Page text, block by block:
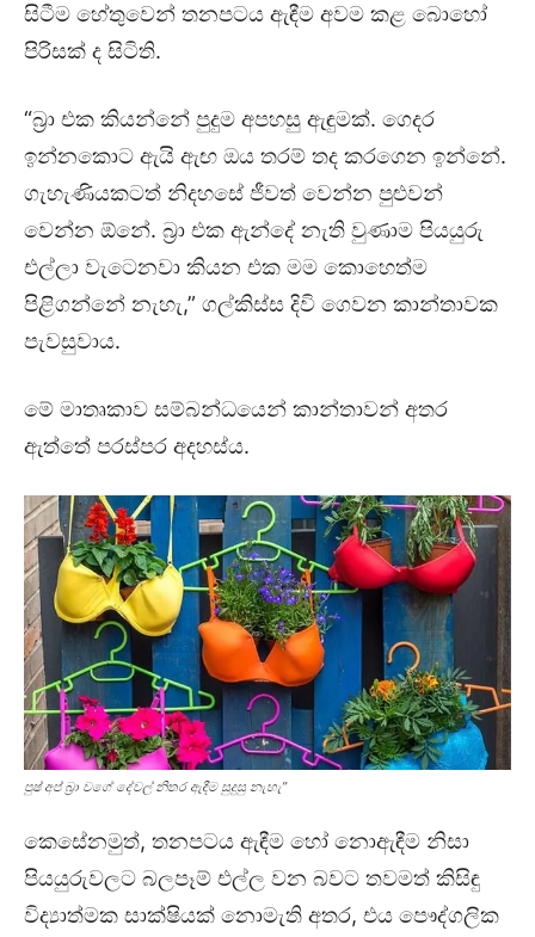
සිටීම හේතුවෙන් තනපටය ඇඳීම අවම කළ බොහෝ
පිරිසක් ද සිටිති.
“බ්‍රා එක කියන්නේ පුදුම අපහසු ඇඳුමක්. ගෙදර
ඉන්නකොට ඇයි ඇඟ ඔය තරම් තද කරගෙන ඉන්නේ.
ගැහැණියකටත් නිදහසේ ජීවත් වෙන්න පුළුවන්
වෙන්න ඕනේ. බ්‍රා එක ඇන්දේ නැති වුණාම පියයුරු
එල්ලා වැටෙනවා කියන එක මම කොහෙත්ම
පිළිගන්නේ නැහැ,” ගල්කිස්ස දිවි ගෙවන කාන්තාවක
පැවසුවාය.
මේ මාතෘකාව සම්බන්ධයෙන් කාන්තාවන් අතර
ඇත්තේ පරස්පර අදහස්ය.
පුෂ් අප් බ්‍රා වගේ දේවල් නිතර ඇඳීම සුදුසු නැහැ”
කෙසේනමුත්, තනපටය ඇඳීම හෝ නොඇඳීම නිසා
පියයුරුවලට බලපෑම් එල්ල වන බවට තවමත් කිසිඳු
විද්‍යාත්මක සාක්ෂියක් නොමැති අතර, එය පෞද්ගලික